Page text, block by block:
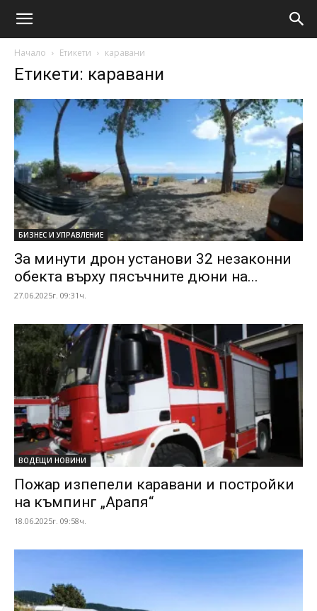
Начало Етикети каравани
Етикети: каравани
БИЗНЕС И УПРАВЛЕНИЕ
За минути дрон установи 32 незаконни
обекта върху пясъчните дюни на...
27.06.2025г. 09:31ч.
ВОДЕЩИ НОВИНИ
Пожар изпепели каравани и постройки
на къмпинг „Арапя“
18.06.2025г. 09:58ч.